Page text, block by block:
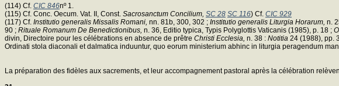
(114) Cf. CIC 846nº 1.
(115) Cf. Conc. Oecum. Vat. II, Const. Sacrosanctum Concilium, SC 28 SC 116) Cf. CIC 929
(117) Cf. Institutio generalis Missalis Romani, nn. 81b, 300, 302 ; Institutio generalis Liturgia Horarum, n.
90 ; Rituale Romanum De Benedictionibus, n. 36, Editio typica, Typis Polyglottis Vaticanis (1985), p. 18 ;
divin, Directoire pour les célébrations en absence de prêtre Christi Ecclesia, n. 38 : Notitia 24 (1988), pp.
Ordinati stola diaconali et dalmatica induuntur, quo eorum ministerium abhinc in liturgia peragendum
La préparation des fidèles aux sacrements, et leur accompagnement pastoral après la célébration